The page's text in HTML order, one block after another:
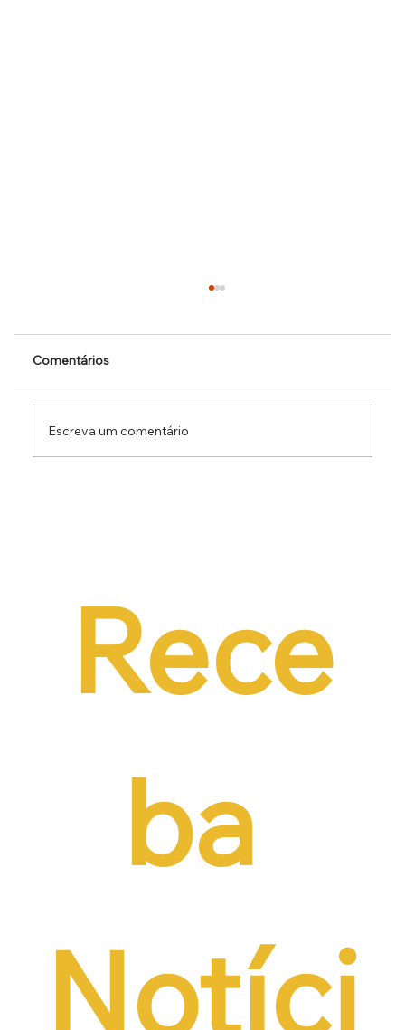
Comentários
Escreva um comentário
Rece
ba
Notíci